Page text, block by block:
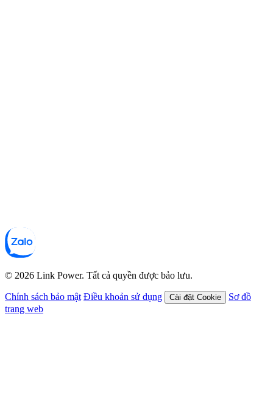
© 2026 Link Power. Tất cả quyền được bảo lưu.
Chính sách bảo mật Điều khoản sử dụng Cài đặt Cookie
Sơ đồ
trang web